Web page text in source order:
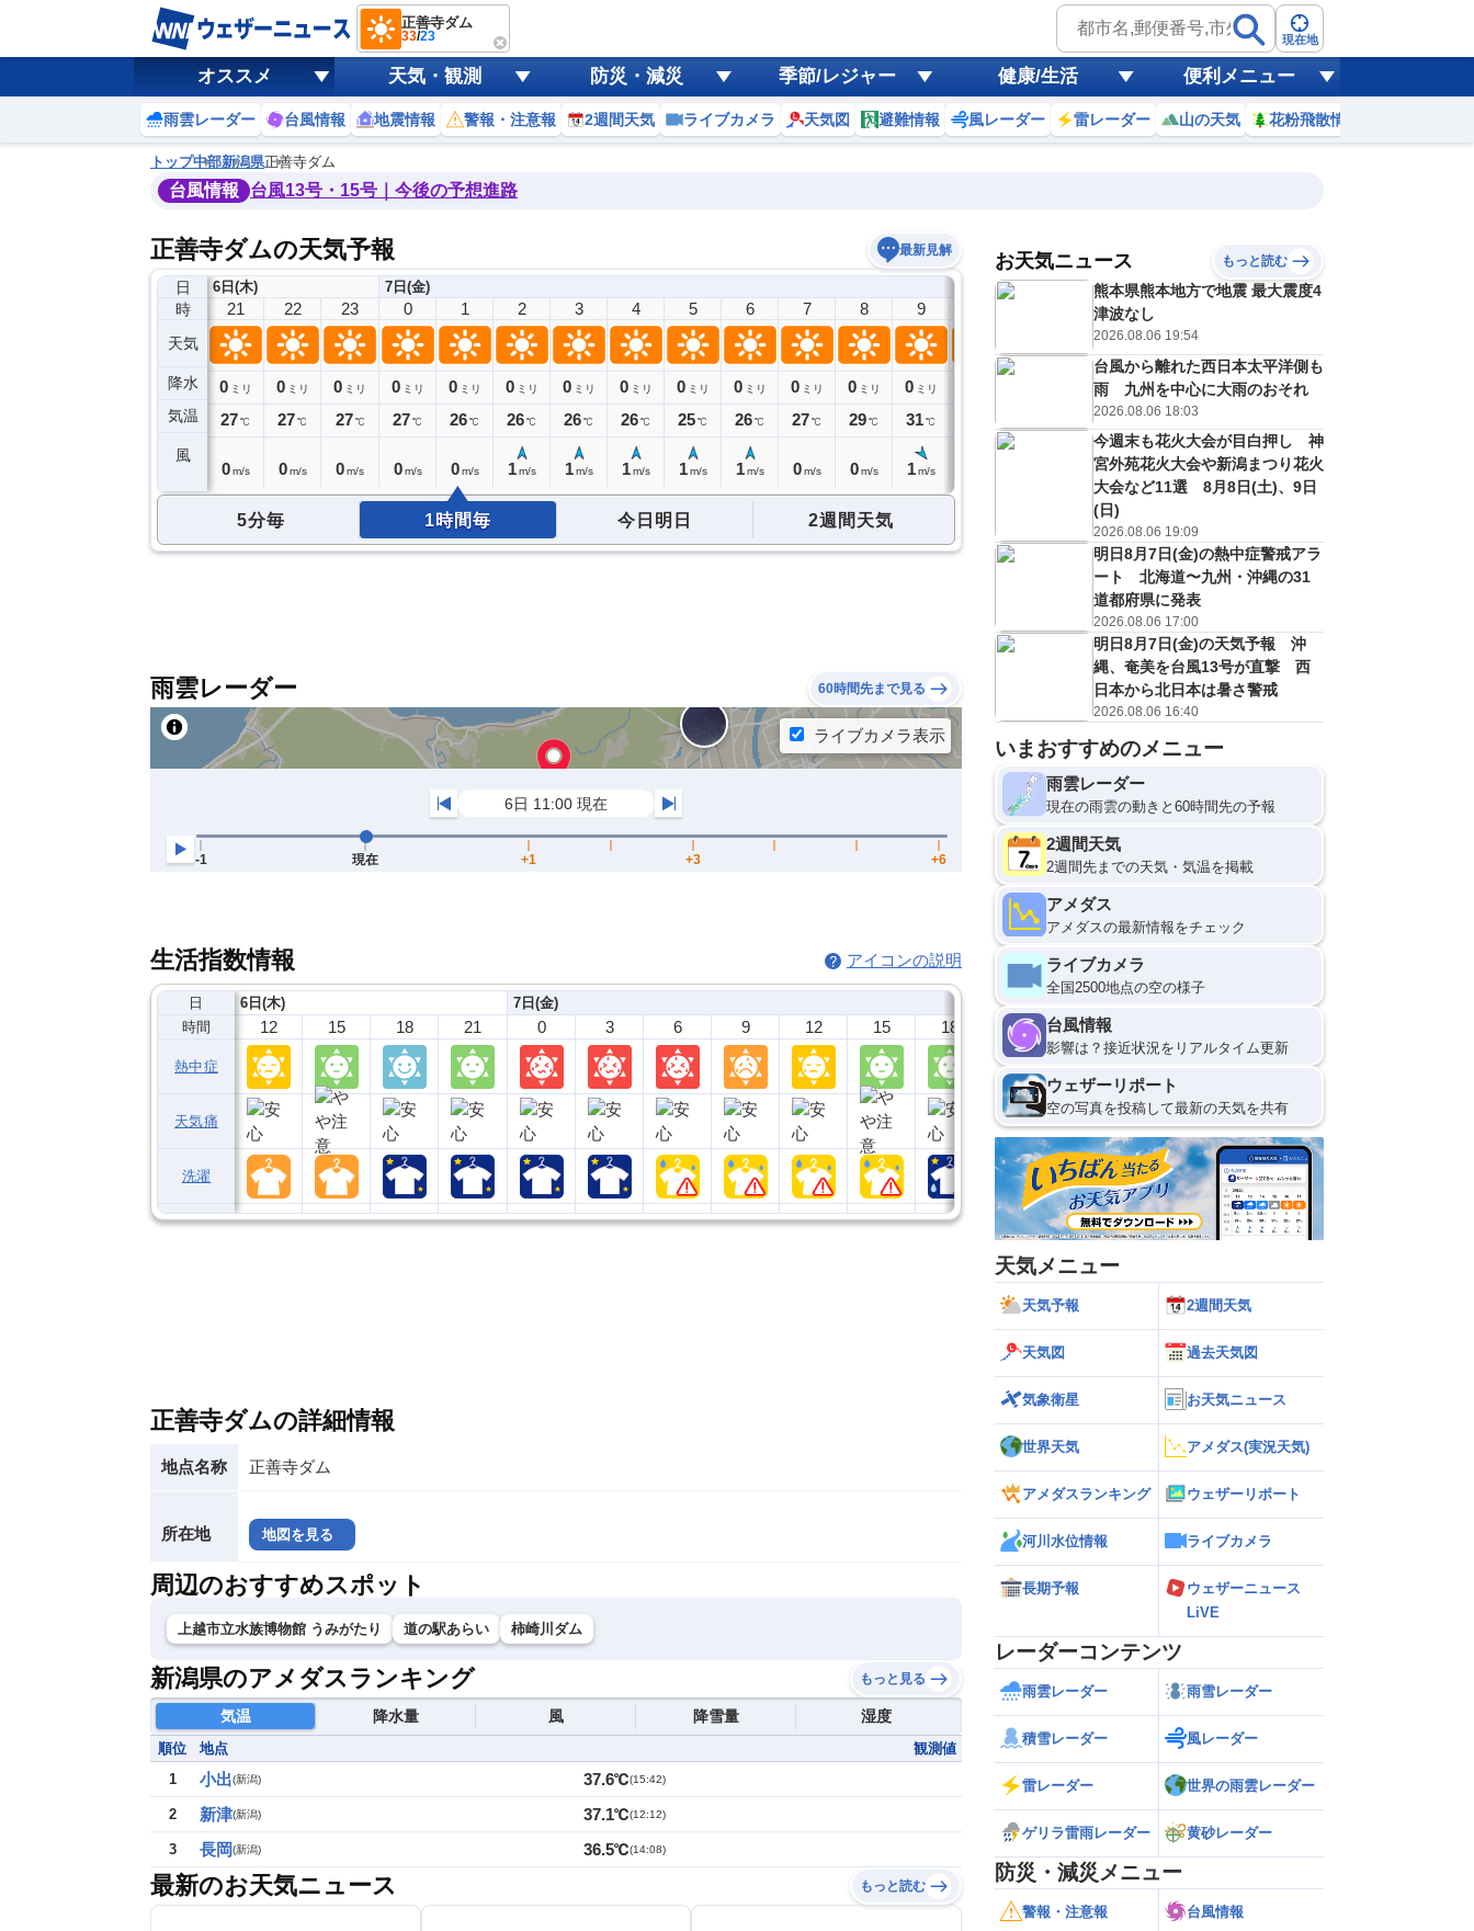
正善寺ダム
33/23 現在地
オススメ 天気・観測 防災・減災 季節/レジャー 健康/生活 便利メニュー
雨雲レーダー 台風情報 地震情報 警報・注意報 2週間天気 ライブカメラ 天気図 避難情報 風レーダー 雷レーダー 山の天気 花粉飛散情報
トップ中部新潟県正善寺ダム
台風情報 台風13号・15号｜今後の予想進路
正善寺ダムの天気予報 最新見解
日
時
天気
降水
気温
風
6日(木)
20
0ミリ
28℃
21
0 ミリ
27℃
0 m/s
22
0 ミリ
27℃
0 m/s
23
0 ミリ
27 ℃
0m/s
7日(金)
0
0 ミリ
27℃
0 m/s
1
0 ミリ
26℃
0 m/s
2
0 ミリ
26℃
1 m/s
3
0 ミリ
26℃
1 m/s
4
0 ミリ
26℃
1 m/s
5
0 ミリ
25℃
1 m/s
6
0 ミリ
26℃
1 m/s
7
0 ミリ
27℃
0 m/s
8
0 ミリ
29℃
0 m/s
9
0 ミリ
31℃
1 m/s
12
ミリ
32
m/s
13
0 ミリ
32
2m/s
0ミリ
32
2 m/s
0ミリ
2m/s
0
1 m/s
5分毎 1時間毎 今日明日 2週間天気
雨雲レーダー 60時間先まで見る
生活指数情報 アイコンの説明
日
時間
熱中症
天気痛
洗濯
6日(木)
12 15 18 21
7日(金)
0 3 6 9 12 15 18 21 0
正善寺ダムの詳細情報
地点名称 正善寺ダム
所在地 地図を見る
周辺のおすすめスポット
上越市立水族博物館 うみがたり 道の駅あらい 柿崎川ダム
新潟県のアメダスランキング もっと見る
気温 降水量 風 降雪量 湿度
順位 地点
観測値
1
小出(新潟) 37.6℃(15:42)
2 新津(新潟) 37.1℃(12:12)
3 長岡(新潟) 36.5℃(14:08)
最新のお天気ニュース もっと読む
お天気ニュース もっと読む
熊本県熊本地方で地震 最大震度4
津波なし
2026.08.06 19:54
台風から離れた西日本太平洋側も
雨 九州を中心に大雨のおそれ
2026.08.06 18:03
今週末も花火大会が目白押し 神
宮外苑花火大会や新潟まつり花火
大会など11選 8月8日(土)、9日
(日)
2026.08.06 19:09
明日8月7日(金)の熱中症警戒アラ
ート 北海道〜九州・沖縄の31
道都府県に発表
2026.08.06 17:00
明日8月7日(金)の天気予報 沖
縄、奄美を台風13号が直撃 西
日本から北日本は暑さ警戒
2026.08.06 16:40
いまおすすめのメニュー
雨雲レーダー
現在の雨雲の動きと60時間先の予報
2週間天気
2週間先までの天気・気温を掲載
アメダス
アメダスの最新情報をチェック
ライブカメラ
全国2500地点の空の様子
台風情報
影響は？接近状況をリアルタイム更新
ウェザーリポート
空の写真を投稿して最新の天気を共有
天気メニュー
天気予報 2週間天気
天気図 過去天気図
気象衛星 お天気ニュース
世界天気 アメダス(実況天気)
アメダスランキング ウェザーリポート
河川水位情報 ライブカメラ
長期予報
ウェザーニュース
LiVE
レーダーコンテンツ
雨雲レーダー 雨雪レーダー
積雪レーダー 風レーダー
雷レーダー 世界の雨雲レーダー
ゲリラ雷雨レーダー 黄砂レーダー
防災・減災メニュー
警報・注意報 台風情報